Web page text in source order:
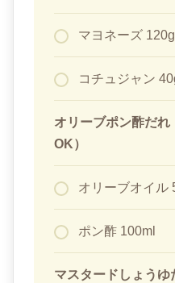
マヨネーズ 120g
コチュジャン
オリーブポン酢だれ
OK）
オリーブオイル
ポン酢 100ml
マスタードしょう